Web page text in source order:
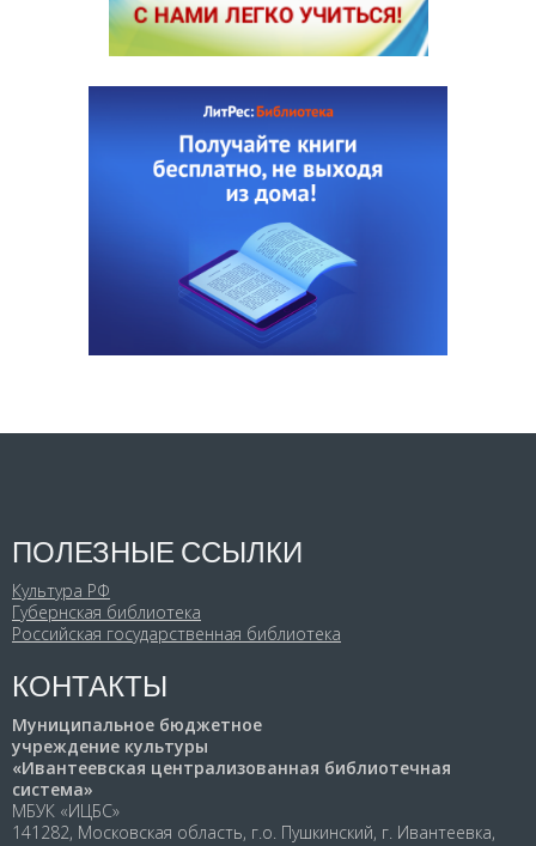
ПОЛЕЗНЫЕ ССЫЛКИ
Культура РФ
Губернская библиотека
Российская государственная библиотека
КОНТАКТЫ
Муниципальное бюджетное
учреждение культуры
«Ивантеевская централизованная библиотечная
система»
МБУК «ИЦБС»
141282, Московская область, г.о. Пушкинский, г. Ивантеевка,